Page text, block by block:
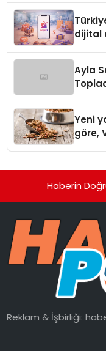
dijital
Ayla
Yeni
göre,
Haberin
Reklam & İşbirliği: